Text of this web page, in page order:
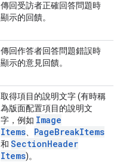
傳回受訪者正確回答問題時
顯示的回饋。
傳回作答者回答問題錯誤時
顯示的意見回饋。
取得項目的說明文字 (有時稱
為版面配置項目的說明文
字，例如 Image
Items
PageBreakItems
和 SectionHeader
Items)。